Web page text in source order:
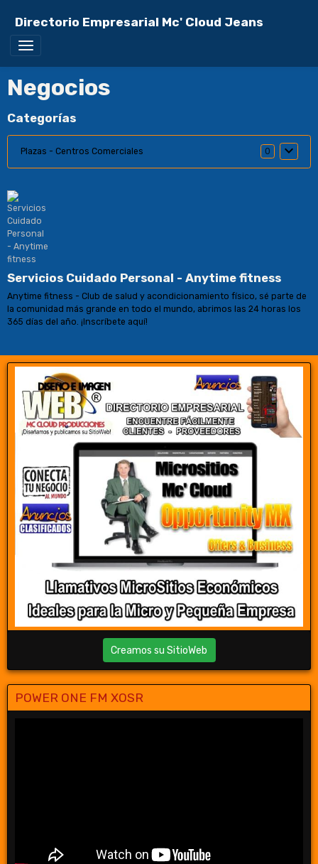
Directorio Empresarial Mc' Cloud Jeans
Negocios
Categorías
Plazas - Centros Comerciales 0
Servicios Cuidado Personal - Anytime fitness
Anytime fitness - Club de salud y acondicionamiento físico, sé parte de
la comunidad más grande en todo el mundo, abrimos las 24 horas los
365 días del año. ¡Inscríbete aquí!
Creamos su SitioWeb
POWER ONE FM XOSR